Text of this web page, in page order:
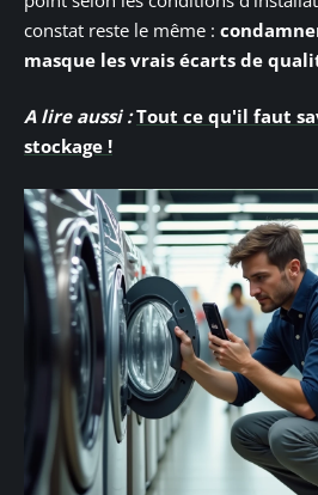
constat reste le même :
masque les vrais écarts de
A lire aussi : Tout ce qu'il faut
stockage !